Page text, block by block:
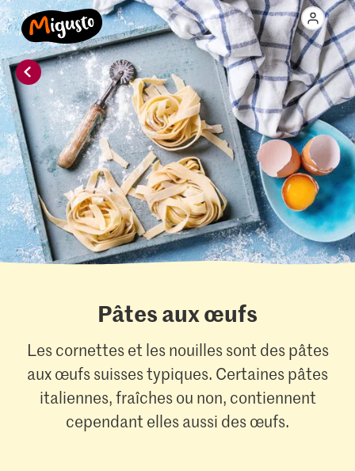
Pâtes aux œufs
Les cornettes et les nouilles sont des pâtes
aux œufs suisses typiques. Certaines pâtes
italiennes, fraîches ou non, contiennent
cependant elles aussi des œufs.